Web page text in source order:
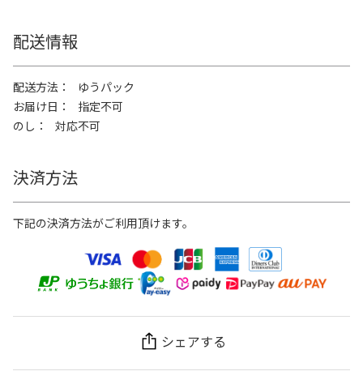
配送情報
配送方法
ゆうパック
お届け日
指定不可
のし
対応不可
決済方法
下記の決済方法がご利用頂けます。
シェアする